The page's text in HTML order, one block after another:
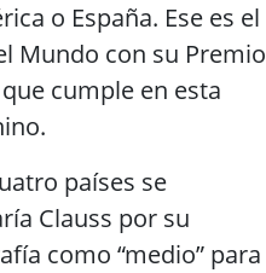
o España. Ese es el
Mundo con su Premio
cumple en esta
países se
Clauss por su
como “medio” para